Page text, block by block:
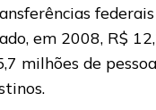
em 2008, R$
milhões de